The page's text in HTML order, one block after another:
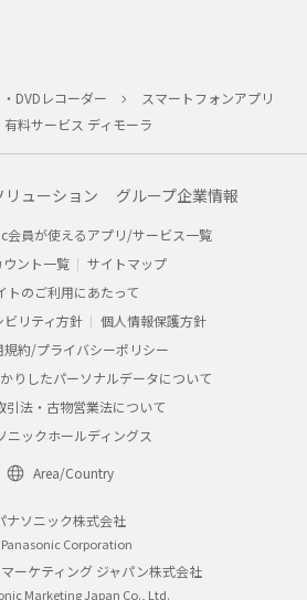
DVDレコーダー
スマートフォンアプリ
有料サービス ディモーラ
ューション グループ企業情報
会員が使えるアプリ/サービス一覧
ウント一覧
サイトマップ
トのご利用にあたって
ビリティ方針
個人情報保護方針
規約/プライバシーポリシー
りしたパーソナルデータについて
引法・古物営業法について
ニックホールディングス
Area/Country
ナソニック株式会社
Corporation
ーケティング ジャパン株式会社
Marketing Japan Co., Ltd.